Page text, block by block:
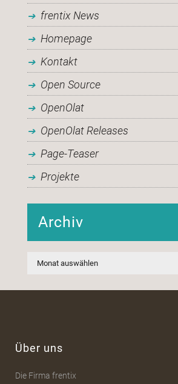
frentix News
Homepage
Kontakt
Open Source
OpenOlat
OpenOlat Releases
Page-Teaser
Projekte
Archiv
Archiv
Über uns
Die Firma frentix